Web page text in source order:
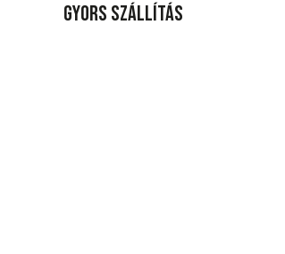
Gyors szállítás